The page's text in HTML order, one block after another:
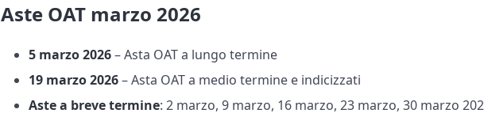
Aste OAT marzo 2026
5 marzo 2026– Asta OAT a lungo termine
19 marzo 2026– Asta OAT a medio termine e indicizzati
Aste a breve termine: 2 marzo, 9 marzo, 16 marzo, 23 marzo, 30 marzo